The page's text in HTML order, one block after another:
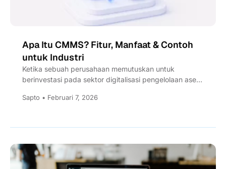
Apa Itu CMMS? Fitur, Manfaat & Contoh
untuk Industri
Ketika sebuah perusahaan memutuskan untuk
berinvestasi pada sektor digitalisasi pengelolaan aset,
Computerized...
Sapto • Februari 7, 2026